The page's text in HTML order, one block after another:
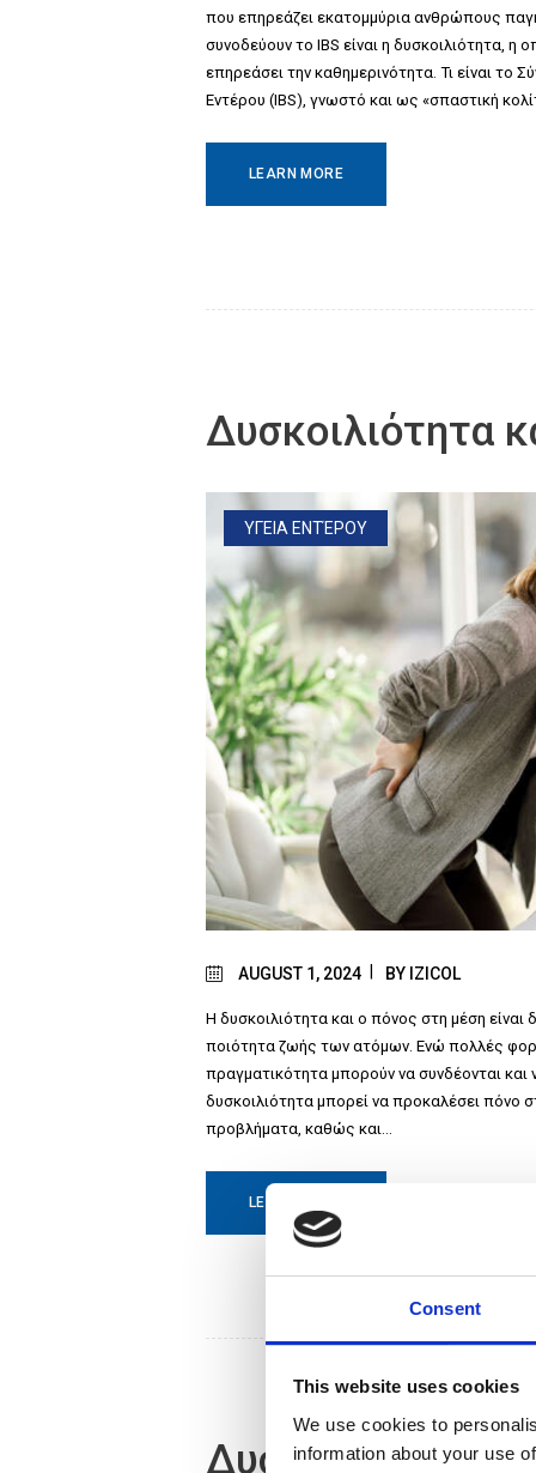
Consent
This website uses cookies
We use cookies to
information about your use
που επηρεάζει εκατομμύρια ανθρώπους
συνοδεύουν το IBS είναι η δυσκοιλιότητα, η
επηρεάσει την καθημερινότητα. Τι είναι το
Εντέρου (IBS), γνωστό και ως «σπαστική
LEARN MORE
Δυσκοιλιότητα
ΥΓΕΙΑ ΕΝΤΈΡΟΥ
AUGUST 1, 2024 BY IZICOL
Η δυσκοιλιότητα και ο πόνος στη μέση
ποιότητα ζωής των ατόμων. Ενώ πολλές
πραγματικότητα μπορούν να συνδέονται
δυσκοιλιότητα μπορεί να προκαλέσει πόνο
προβλήματα, καθώς και…
LEARN MORE
Δυσκοιλιότητα